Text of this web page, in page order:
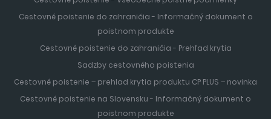
Cestovné poistenie do zahraničia - Informačný dokument o
poistnom produkte
Cestovné poistenie do zahraničia - Prehľad krytia
Sadzby cestovného poistenia
Cestovné poistenie – prehlad krytia produktu CP PLUS – novinka
Cestovné poistenie na Slovensku - Informačný dokument o
poistnom produkte